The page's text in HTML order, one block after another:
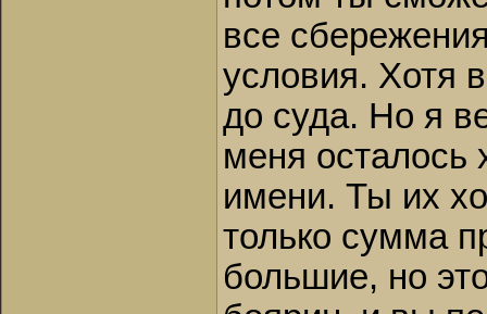
все
условия. Хотя
до суда. Но я
меня осталось
имени. Ты их
только сумма
большие, но